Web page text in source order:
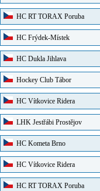
HC RT TORAX Poruba
HC Frýdek-Místek
HC Dukla Jihlava
Hockey Club Tábor
HC Vítkovice Ridera
LHK Jestřábi Prostějov
HC Kometa Brno
HC Vítkovice Ridera
HC RT TORAX Poruba